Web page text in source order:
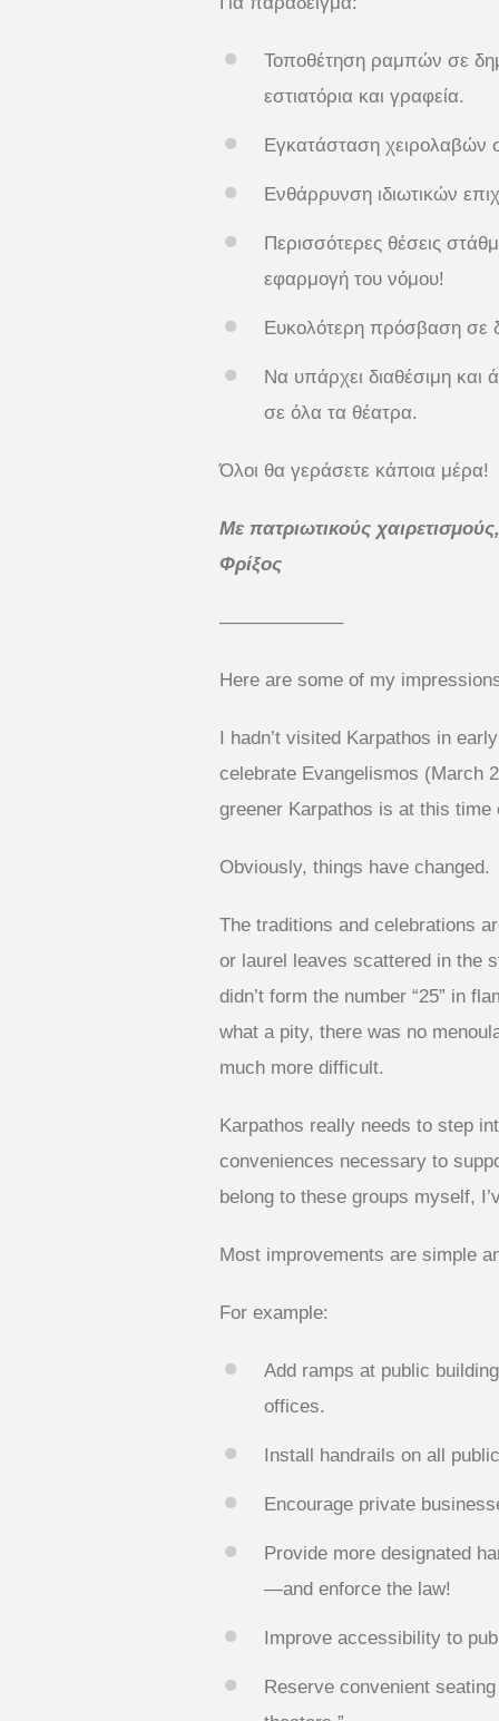
Τοποθέτηση ραμπών σε
εστιατόρια και γραφεία.
Εγκατάσταση χειρολαβών
Ενθάρρυνση ιδιωτικών
Περισσότερες θέσεις
εφαρμογή του νόμου!
Ευκολότερη πρόσβαση σε
Να υπάρχει διαθέσιμη και
σε όλα τα θέατρα.
Όλοι θα γεράσετε κάποια μέρα!
Με πατριωτικούς χαιρετισμούς,
Φρίξος
——————–
Here are some of my
I hadn’t visited Karpathos in
celebrate Evangelismos (March
greener Karpathos is at this time
Obviously, things have changed.
The traditions and celebrations
or laurel leaves scattered in the
didn’t form the number “25” in
what a pity, there was no
much more difficult.
Karpathos really needs to step
conveniences necessary to
belong to these groups myself,
Most improvements are simple
For example:
Add ramps at public
offices.
Install handrails on all
Encourage private
Provide more designated
—and enforce the law!
Improve accessibility to
Reserve convenient